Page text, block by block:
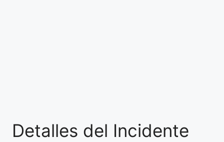
Detalles del Incidente